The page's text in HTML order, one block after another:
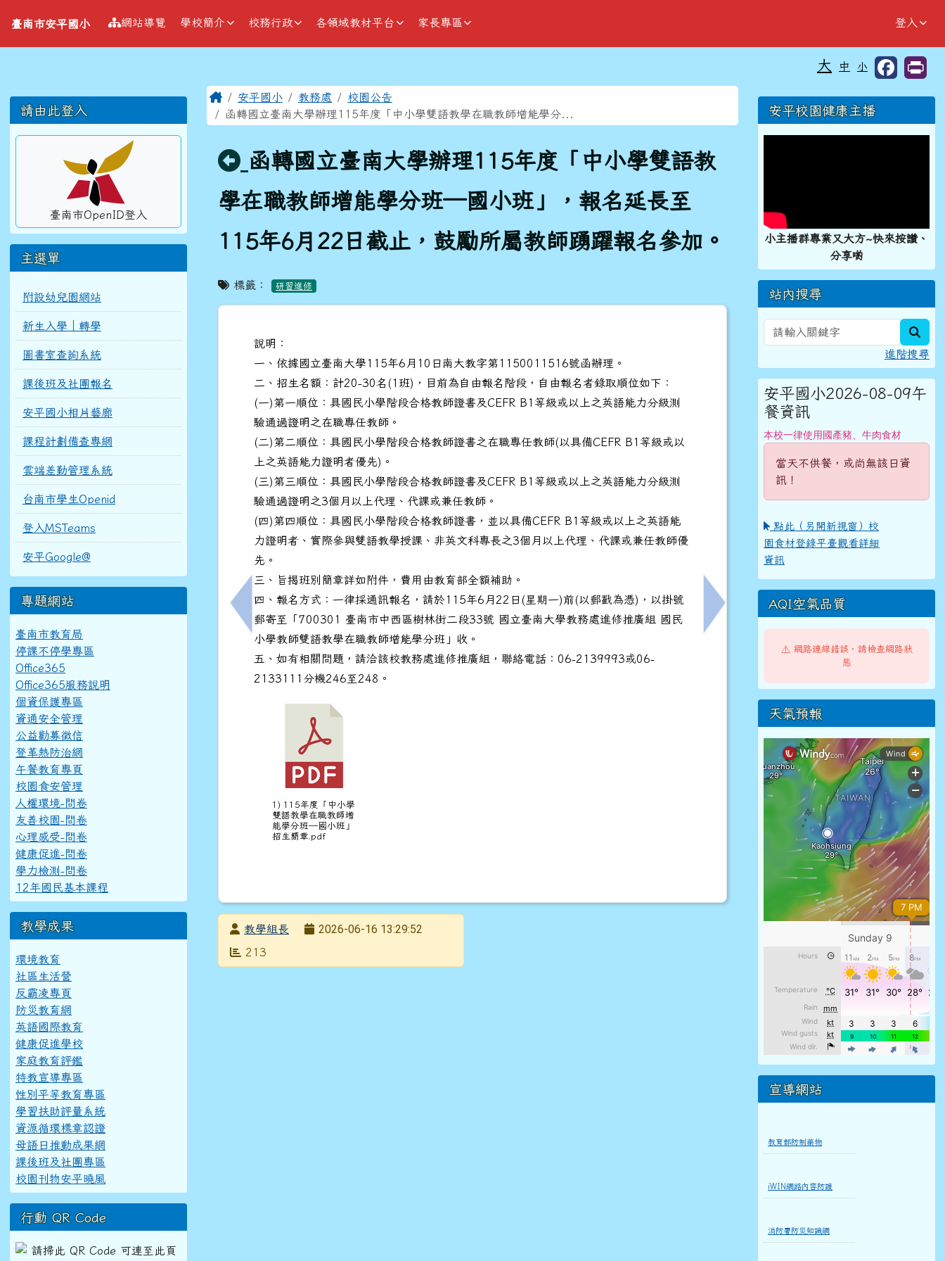
臺南市安平國小
導覽列
臺南市安平國小 網站導覽 學校簡介 校務行政 各領域教材平台 家長專區 登入
⏸
大 中 小
左邊區域內容
請由此登入
臺南市OpenID登入
主選單
附設幼兒園網站
新生入學｜轉學
圖書室查詢系統
課後班及社團報名
安平國小相片藝廊
課程計劃備查專網
雲端差勤管理系統
台南市學生Openid
登入MSTeams
安平Google@
專題網站
臺南市教育局
停課不停學專區
Office365
Office365服務說明
個資保護專區
資通安全管理
公益勸募徵信
登革熱防治網
午餐教育專頁
校園食安管理
人權環境-問卷
友善校園-問卷
心理感受-問卷
健康促進-問卷
學力檢測-問卷
12年國民基本課程
教學成果
環境教育
社區生活營
反霸凌專頁
防災教育網
英語國際教育
健康促進學校
家庭教育評鑑
特教宣導專區
性別平等教育專區
學習扶助評量系統
資源循環標章認證
母語日推動成果網
課後班及社團專區
校園刊物安平曉風
行動 QR Code
主內容區域
Home安平國小 教務處
校園公告
函轉國立臺南大學辦理115年度「中小學雙語教學在職教師增能學分...
回上頁
函轉國立臺南大學辦理115年度「中小學雙語教
學在職教師增能學分班—國小班」，報名延長至
115年6月22日截止，鼓勵所屬教師踴躍報名參加。
標籤： 研習進修
上一筆：檢送：國立屏東大學辦理教育部因材網《超有戲！C位出道》國小表演藝術暑假自主學習活動宣傳海報，詳閱說明及附件。
說明：
一、依據國立臺南大學115年6月10日南大教字第1150011516號函辦理。
二、招生名額：計20-30名(1班)，目前為自由報名階段，自由報名者錄取順位如下：
(一)第一順位：具國民小學階段合格教師證書及CEFR B1等級或以上之英語能力分級測
驗通過證明之在職專任教師。
(二)第二順位：具國民小學階段合格教師證書之在職專任教師(以具備CEFR B1等級或以
上之英語能力證明者優先)。
(三)第三順位：具國民小學階段合格教師證書及CEFR B1等級或以上之英語能力分級測
驗通過證明之3個月以上代理、代課或兼任教師。
(四)第四順位：具國民小學階段合格教師證書，並以具備CEFR B1等級或以上之英語能
力證明者、實際參與雙語教學授課、非英文科專長之3個月以上代理、代課或兼任教師優
先。
三、旨揭班別簡章詳如附件，費用由教育部全額補助。
四、報名方式：一律採通訊報名，請於115年6月22日(星期一)前(以郵戳為憑)，以掛號
郵寄至「700301 臺南市中西區樹林街二段33號 國立臺南大學教務處進修推廣組 國民
小學教師雙語教學在職教師增能學分班」收。
五、如有相關問題，請洽該校教務處進修推廣組，聯絡電話：06-2139993或06-
2133111分機246至248。
1) 115年度「中小學
雙語教學在職教師增
能學分班—國小班」
招生簡章.pdf
下一筆：本市辦理115學年度國民教育地方輔
發布者教學組長
發布日期
2026-06-16 13:29:52
瀏覽次數
213
右邊區域內容
安平校園健康主播
小主播群專業又大方~快來按讚、
分享喲
站內搜尋
進階搜尋
安平國小2026-08-09午
餐資訊
本校一律使用國產豬、牛肉食材
當天不供餐，或尚無該日資
訊！
點此（另開新視窗）校
園食材登錄平臺觀看詳細
資訊
AQI空氣品質
⚠️ 網路連線錯誤，請檢查網路狀
態
天氣預報
宣導網站
教育部防制藥物
iWIN網路內容防護
消防署防災知識網
頁尾區域